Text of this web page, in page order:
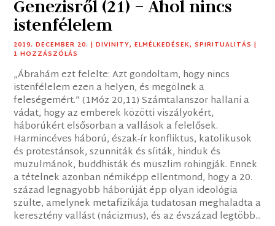
Genezisről (21) – Ahol nincs
istenfélelem
2019. DECEMBER 20. |DIVINITY,ELMÉLKEDÉSEK,SPIRITUALITÁS |
1 HOZZÁSZÓLÁS
„Ábrahám ezt felelte: Azt gondoltam, hogy nincs
istenfélelem ezen a helyen, és megölnek a
feleségemért.” (1Móz 20,11) Számtalanszor hallani a
vádat, hogy az emberek közötti viszályokért,
háborúkért elsősorban a vallások a felelősek.
Harmincéves háború, észak-ír konfliktus, katolikusok
és protestánsok, szunniták és síiták, hinduk és
muzulmánok, buddhisták és muszlim rohingják. Ennek
a tételnek azonban némiképp ellentmond, hogy a 20.
század legnagyobb háborúját épp olyan ideológia
szülte, amelynek metafizikája tudatosan meghaladta a
keresztény vallást (nácizmus), és az évszázad legtöbb...